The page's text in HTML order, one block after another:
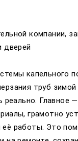
компании,
дверей
капельного
труб
реально. Главное
грамотно
работы. Это